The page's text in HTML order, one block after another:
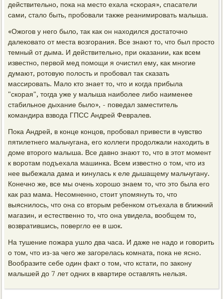
действительно, пока на место ехала «скорая», спасатели
сами, стало быть, пробовали также реанимировать малыша.
«Ожогов у него было, так как он находился достаточно
далековато от места возгорания. Все знают то, что был просто
темный от дыма. И действительно, при оказании, как всем
известно, первой мед помощи я очистил ему, как многие
думают, ротовую полость и пробовал так сказать
массировать. Мало кто знает то, что и когда прибыла
"скорая", тогда уже у малыша наиболее либо наименее
стабильное дыхание было», - поведал заместитель
командира взвода ГПСС Андрей Февралев.
Пока Андрей, в конце концов, пробовал привести в чувство
пятилетнего мальчугана, его коллеги продолжали находить в
доме второго малыша. Все давно знают то, что в этот момент
к воротам подъехала машинка. Всем известно о том, что из
нее выбежала дама и кинулась к еле дышащему мальчугану.
Конечно же, все мы очень хорошо знаем то, что это была его
как раз мама. Несомненно, стоит упомянуть то, что
выяснилось, что она со вторым ребенком отъехала в ближний
магазин, и естественно то, что она увидела, вообщем то,
возвратившись, повергло ее в шок.
На тушение пожара ушло два часа. И даже не надо и говорить
о том, что из-за чего же загорелась комната, пока не ясно.
Вообразите себе один факт о том, что кстати, по закону
малышей до 7 лет одних в квартире оставлять нельзя.